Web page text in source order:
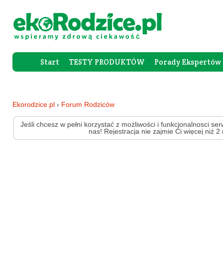
Start TESTY PRODUKTÓW Porady Ekspertów
Ekorodzice.pl › Forum Rodziców
Jeśli chcesz w pełni korzystać z możliwości i funkcjonalnosci
nas! Rejestracja nie zajmie Ci więcej niż 2